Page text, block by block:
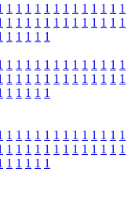
1 1 1 1 1 1 1 1 1 1 1 1 1
1 1 1 1 1 1 1 1 1 1 1 1 1
1 1 1 1 1
1 1 1 1 1 1 1 1 1 1 1 1 1
1 1 1 1 1 1 1 1 1 1 1 1 1
1 1 1 1 1
1 1 1 1 1 1 1 1 1 1 1 1 1
1 1 1 1 1 1 1 1 1 1 1 1 1
1 1 1 1 1